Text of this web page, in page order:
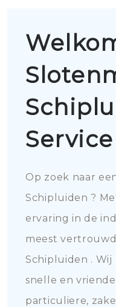
Op zoek naar
Schipluiden ?
ervaring in de
meest
Schipluiden .
snelle en
particuliere,